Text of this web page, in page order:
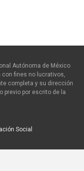
Autónoma de México
con fines no lucrativos,
completa y su dirección
previo por escrito de la
Social